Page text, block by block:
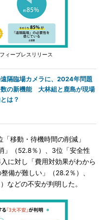
ィープレスリリース
隔臨場カメラに、2024年問題
数の新機能 大林組と鹿島が現場
は？
移動・待機時間の削減」
」（52.8％）、3位「安全性
に対し「費用対効果がわから
備が難しい」（28.2％）、
などの不安が判明した。